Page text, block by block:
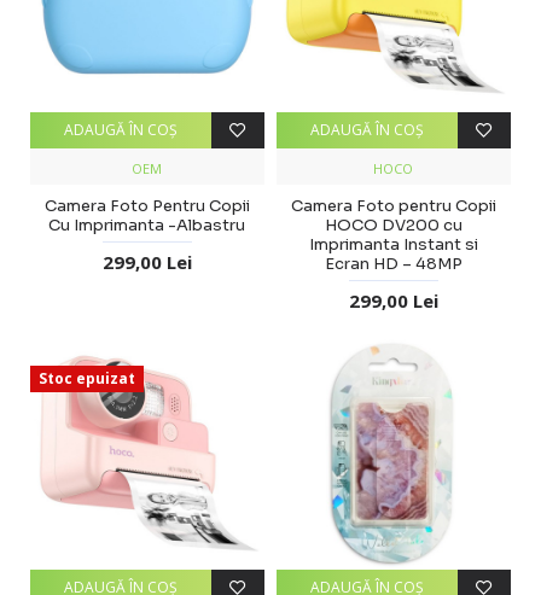
OEM
Camera Foto Pentru Copii
Cu Imprimanta -Albastru
299,00 Lei
ADAUGĂ ÎN COŞ
HOCO
Camera Foto pentru Copii
HOCO DV200 cu
Imprimanta Instant si
Ecran HD – 48MP
299,00 Lei
ADAUGĂ ÎN COŞ
Stoc epuizat
ADAUGĂ ÎN COŞ ADAUGĂ ÎN COŞ